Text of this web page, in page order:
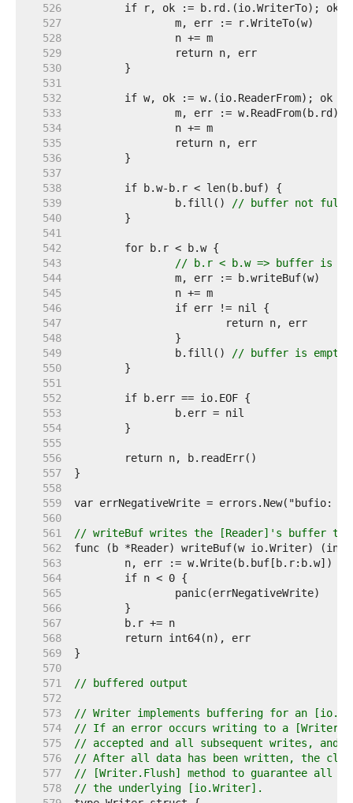
   526
   527
   528
   529
   530
   531
   532
   533
   534
   535
   536
   537
   538
   539
		b.fill()
// buffer not full
   540
   541
   542
   543
// b.r < b.w => buffer is
   544
   545
   546
   547
   548
   549
		b.fill()
// buffer is empty
   550
   551
   552
   553
   554
   555
   556
   557
   558
   559
   560
   561
// writeBuf writes the [Reader]'s buffer to
   562
   563
   564
   565
   566
   567
   568
   569
   570
   571
// buffered output
   572
   573
// Writer implements buffering for an
   574
// If an error occurs writing to a [Writer],
   575
// accepted and all subsequent writes,
   576
// After all data has been written, the
   577
// [Writer.Flush] method to guarantee all
   578
// the underlying [io.Writer].